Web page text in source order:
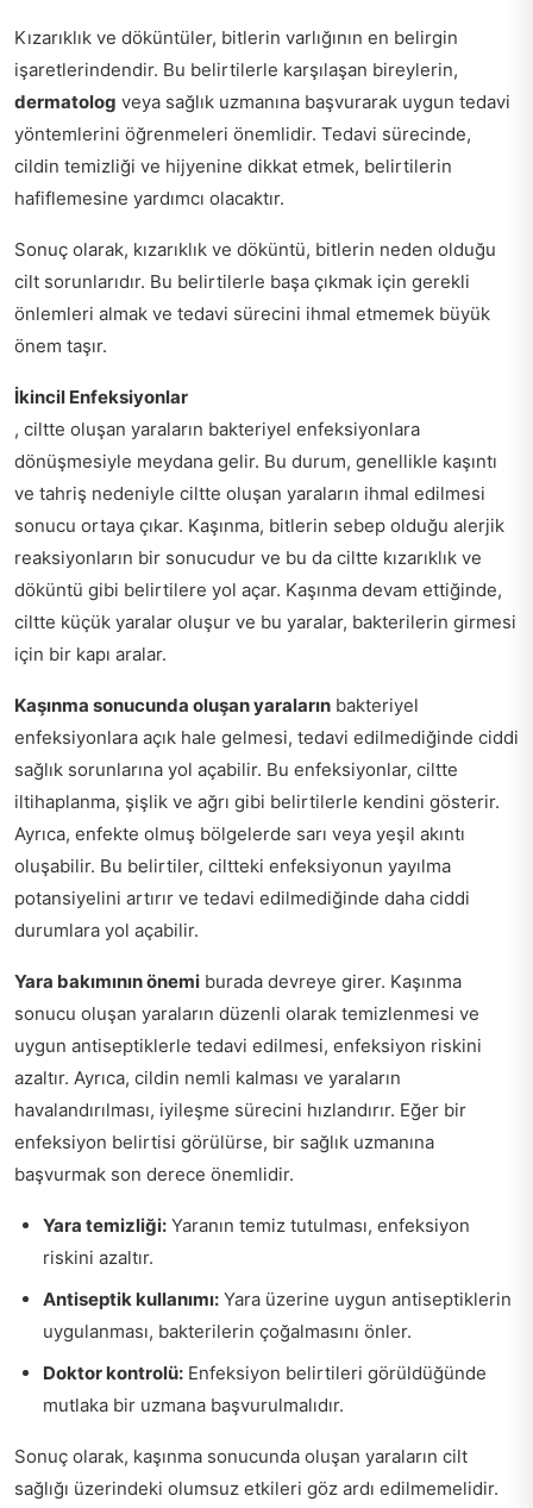
Kızarıklık ve döküntüler, bitlerin varlığının en belirgin
işaretlerindendir. Bu belirtilerle karşılaşan bireylerin,
dermatolog veya sağlık uzmanına başvurarak uygun tedavi
yöntemlerini öğrenmeleri önemlidir. Tedavi sürecinde,
cildin temizliği ve hijyenine dikkat etmek, belirtilerin
hafiflemesine yardımcı olacaktır.
Sonuç olarak, kızarıklık ve döküntü, bitlerin neden olduğu
cilt sorunlarıdır. Bu belirtilerle başa çıkmak için gerekli
önlemleri almak ve tedavi sürecini ihmal etmemek büyük
önem taşır.
İkincil Enfeksiyonlar
, ciltte oluşan yaraların bakteriyel enfeksiyonlara
dönüşmesiyle meydana gelir. Bu durum, genellikle kaşıntı
ve tahriş nedeniyle ciltte oluşan yaraların ihmal edilmesi
sonucu ortaya çıkar. Kaşınma, bitlerin sebep olduğu alerjik
reaksiyonların bir sonucudur ve bu da ciltte kızarıklık ve
döküntü gibi belirtilere yol açar. Kaşınma devam ettiğinde,
ciltte küçük yaralar oluşur ve bu yaralar, bakterilerin girmesi
için bir kapı aralar.
Kaşınma sonucunda oluşan yaraların bakteriyel
enfeksiyonlara açık hale gelmesi, tedavi edilmediğinde ciddi
sağlık sorunlarına yol açabilir. Bu enfeksiyonlar, ciltte
iltihaplanma, şişlik ve ağrı gibi belirtilerle kendini gösterir.
Ayrıca, enfekte olmuş bölgelerde sarı veya yeşil akıntı
oluşabilir. Bu belirtiler, ciltteki enfeksiyonun yayılma
potansiyelini artırır ve tedavi edilmediğinde daha ciddi
durumlara yol açabilir.
Yara bakımının önemi burada devreye girer. Kaşınma
sonucu oluşan yaraların düzenli olarak temizlenmesi ve
uygun antiseptiklerle tedavi edilmesi, enfeksiyon riskini
azaltır. Ayrıca, cildin nemli kalması ve yaraların
havalandırılması, iyileşme sürecini hızlandırır. Eğer bir
enfeksiyon belirtisi görülürse, bir sağlık uzmanına
başvurmak son derece önemlidir.
Yara temizliği: Yaranın temiz tutulması, enfeksiyon
riskini azaltır.
Antiseptik kullanımı: Yara üzerine uygun antiseptiklerin
uygulanması, bakterilerin çoğalmasını önler.
Doktor kontrolü: Enfeksiyon belirtileri görüldüğünde
mutlaka bir uzmana başvurulmalıdır.
Sonuç olarak, kaşınma sonucunda oluşan yaraların cilt
sağlığı üzerindeki olumsuz etkileri göz ardı edilmemelidir.